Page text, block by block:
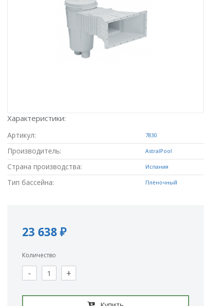
Характеристики:
Артикул: 7830
Производитель: AstralPool
Страна производства: Испания
Тип бассейна: Плёночный
23 638 ₽
Количество
- +